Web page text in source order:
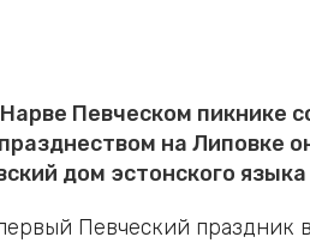
Певческом пикнике
на Липовке
дом эстонского
Певческий